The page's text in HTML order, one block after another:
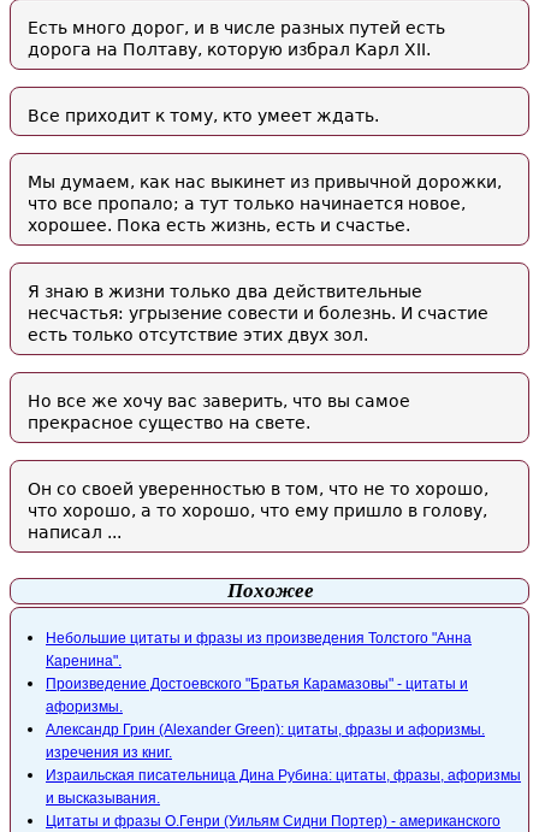
Есть много дорог, и в числе разных путей есть
дорога на Полтаву, которую избрал Карл XII.
Все приходит к тому, кто умеет ждать.
Мы думаем, как нас выкинет из привычной дорожки,
что все пропало; а тут только начинается новое,
хорошее. Пока есть жизнь, есть и счастье.
Я знаю в жизни только два действительные
несчастья: угрызение совести и болезнь. И счастие
есть только отсутствие этих двух зол.
Но все же хочу вас заверить, что вы самое
прекрасное существо на свете.
Он со своей уверенностью в том, что не то хорошо,
что хорошо, а то хорошо, что ему пришло в голову,
написал ...
Похожее
Небольшие цитаты и фразы из произведения Толстого "Анна
Каренина".
Произведение Достоевского "Братья Карамазовы" - цитаты и
афоризмы.
Александр Грин (Alexander Green): цитаты, фразы и афоризмы.
изречения из книг.
Израильская писательница Дина Рубина: цитаты, фразы, афоризмы
и высказывания.
Цитаты и фразы O.Генри (Уильям Сидни Портер) - американского